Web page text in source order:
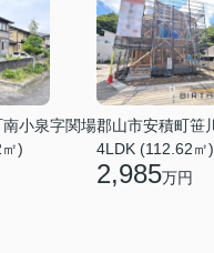
小泉字関場
)
郡山市安積町笹
4LDK (112.62㎡)
2,985万円